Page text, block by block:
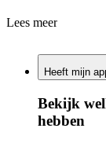
Lees meer
Heeft mijn
Bekijk
hebben